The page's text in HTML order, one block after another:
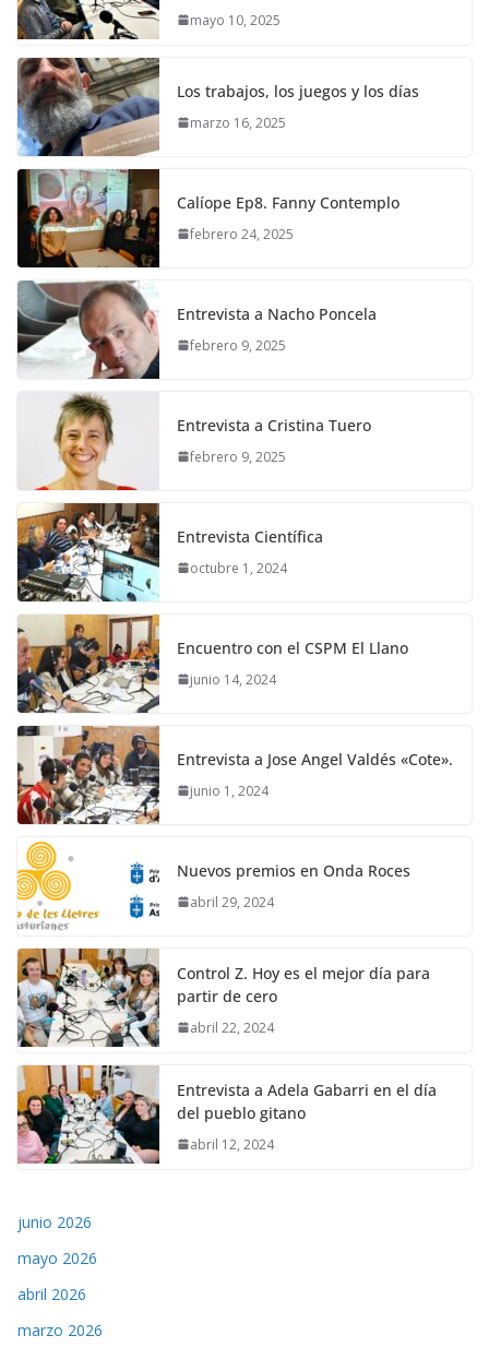
mayo 10, 2025
Los trabajos, los juegos y los días
marzo 16, 2025
Calíope Ep8. Fanny Contemplo
febrero 24, 2025
Entrevista a Nacho Poncela
febrero 9, 2025
Entrevista a Cristina Tuero
febrero 9, 2025
Entrevista Científica
octubre 1, 2024
Encuentro con el CSPM El Llano
junio 14, 2024
Entrevista a Jose Angel Valdés «Cote».
junio 1, 2024
Nuevos premios en Onda Roces
abril 29, 2024
Control Z. Hoy es el mejor día para
partir de cero
abril 22, 2024
Entrevista a Adela Gabarri en el día
del pueblo gitano
abril 12, 2024
junio 2026
mayo 2026
abril 2026
marzo 2026